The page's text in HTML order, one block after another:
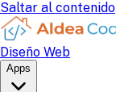
Saltar al contenido
Diseño Web
Apps